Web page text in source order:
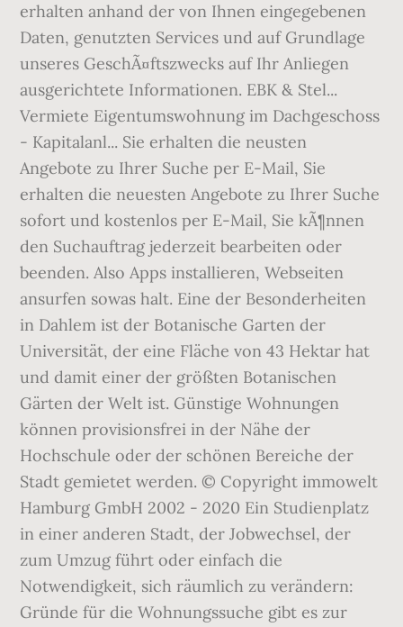
erhalten anhand der von Ihnen eingegebenen
Daten, genutzten Services und auf Grundlage
unseres GeschÃ¤ftszwecks auf Ihr Anliegen
ausgerichtete Informationen. EBK & Stel...
Vermiete Eigentumswohnung im Dachgeschoss
- Kapitalanl... Sie erhalten die neusten
Angebote zu Ihrer Suche per E-Mail, Sie
erhalten die neuesten Angebote zu Ihrer Suche
sofort und kostenlos per E-Mail, Sie kÃ¶nnen
den Suchauftrag jederzeit bearbeiten oder
beenden. Also Apps installieren, Webseiten
ansurfen sowas halt. Eine der Besonderheiten
in Dahlem ist der Botanische Garten der
Universität, der eine Fläche von 43 Hektar hat
und damit einer der größten Botanischen
Gärten der Welt ist. Günstige Wohnungen
können provisionsfrei in der Nähe der
Hochschule oder der schönen Bereiche der
Stadt gemietet werden. © Copyright immowelt
Hamburg GmbH 2002 - 2020 Ein Studienplatz
in einer anderen Stadt, der Jobwechsel, der
zum Umzug führt oder einfach die
Notwendigkeit, sich räumlich zu verändern:
Gründe für die Wohnungssuche gibt es zur